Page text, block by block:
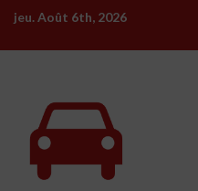
Skip
content
jeu. Août 6th, 2026